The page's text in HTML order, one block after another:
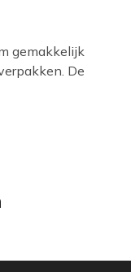
gemakkelijk
De